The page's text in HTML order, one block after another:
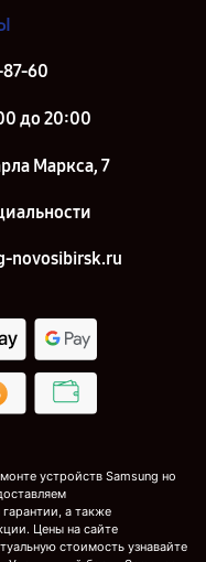
60
до 20:00
Маркса, 7
novosibirsk.ru
устройств Samsung но
а также
Цены на сайте
стоимость узнавайте